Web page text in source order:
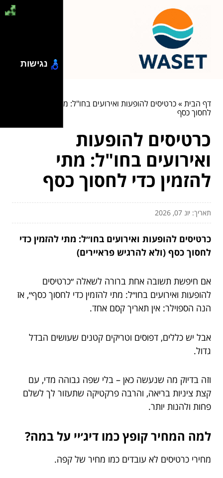
דף הבית»כרטיסים להופעות ואירועים בחו"ל: מתי להזמין כדי
לחסוך כסף
כרטיסים להופעות
ואירועים בחו"ל: מתי
להזמין כדי לחסוך כסף
תאריך: יונ 07, 2026
כרטיסים להופעות ואירועים בחו״ל: מתי להזמין כדי
לחסוך כסף (ולא להרגיש פראיירים)
אם חיפשת תשובה אחת ברורה לשאלה ״כרטיסים
להופעות ואירועים בחו״ל: מתי להזמין כדי לחסוך כסף״, אז
הנה הספוילר: אין תאריך קסם אחד.
אבל יש כללים, דפוסים וטריקים קטנים שעושים הבדל
גדול.
וזה בדיוק מה שנעשה כאן – בלי שפה גבוהה מדי, עם
קצת ציניות בריאה, והרבה פרקטיקה שתעזור לך לשלם
פחות ולהנות יותר.
למה המחיר קופץ כמו דיג׳יי על במה?
מחירי כרטיסים לא עובדים כמו מחיר של קפה.
נגישות